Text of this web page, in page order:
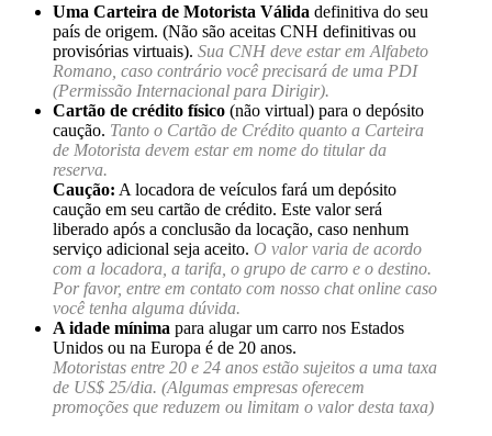
Uma Carteira de Motorista Válida definitiva do seu
país de origem. (Não são aceitas CNH definitivas ou
provisórias virtuais). Sua CNH deve estar em Alfabeto
Romano, caso contrário você precisará de uma PDI
(Permissão Internacional para Dirigir).
Cartão de crédito físico (não virtual) para o depósito
caução. Tanto o Cartão de Crédito quanto a Carteira
de Motorista devem estar em nome do titular da
reserva.
Caução: A locadora de veículos fará um depósito
caução em seu cartão de crédito. Este valor será
liberado após a conclusão da locação, caso nenhum
serviço adicional seja aceito. O valor varia de acordo
com a locadora, a tarifa, o grupo de carro e o destino.
Por favor, entre em contato com nosso chat online caso
você tenha alguma dúvida.
A idade mínima para alugar um carro nos Estados
Unidos ou na Europa é de 20 anos.
Motoristas entre 20 e 24 anos estão sujeitos a uma taxa
de US$ 25/dia. (Algumas empresas oferecem
promoções que reduzem ou limitam o valor desta taxa)